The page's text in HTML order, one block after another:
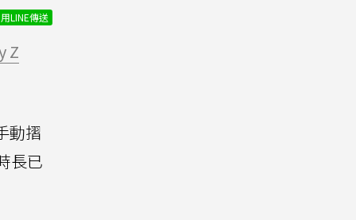
用LINE傳送
Z
動摺
長已